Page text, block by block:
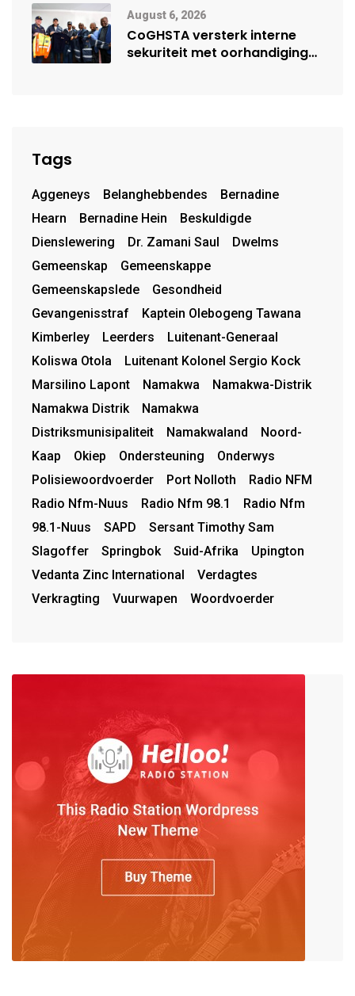
August 6, 2026
CoGHSTA versterk interne
sekuriteit met oorhandiging
Tags
Aggeneys Belanghebbendes
Bernadine
Hearn
Bernadine Hein
Beskuldigde
Dienslewering
Dr. Zamani Saul
Dwelms
Gemeenskap
Gemeenskappe
Gemeenskapslede
Gesondheid
Gevangenisstraf
Kaptein Olebogeng Tawana
Kimberley
Leerders
Luitenant-Generaal
Koliswa Otola
Luitenant Kolonel Sergio Kock
Marsilino Lapont
Namakwa
Namakwa-Distrik
Namakwa Distrik
Namakwa
Distriksmunisipaliteit
Namakwaland
Noord-
Kaap
Okiep Ondersteuning
Onderwys
Polisiewoordvoerder
Port Nolloth
Radio NFM
Radio Nfm-Nuus
Radio Nfm 98.1
Radio Nfm
98.1-Nuus
SAPD
Sersant Timothy Sam
Slagoffer
Springbok Suid-Afrika
Upington
Vedanta Zinc International
Verdagtes
Verkragting
Vuurwapen Woordvoerder